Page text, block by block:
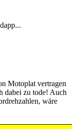
Motoplat vertragen
dabei zu tode! Auch
wäre